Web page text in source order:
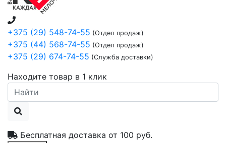
+375 (29) 548-74-55 (Отдел продаж)
+375 (44) 568-74-55 (Отдел продаж)
+375 (29) 674-74-55 (Служба доставки)
Находите товар в 1 клик
Бесплатная доставка от 100 руб.